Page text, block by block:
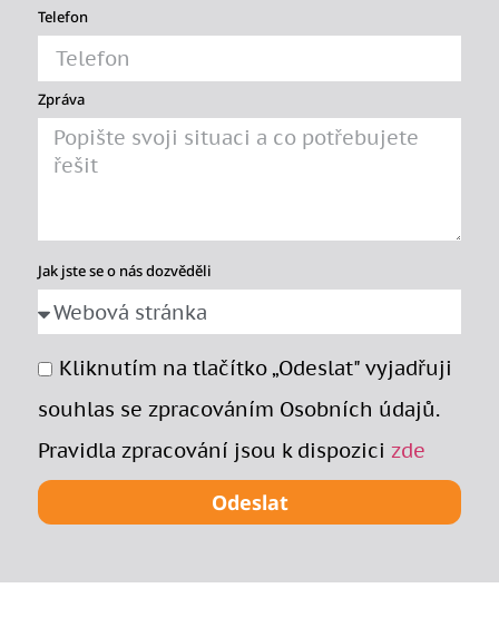
Telefon
Zpráva
Jak jste se o nás dozvěděli
Kliknutím na tlačítko „Odeslat" vyjadřuji
souhlas se zpracováním Osobních údajů.
Pravidla zpracování jsou k dispozici zde
Odeslat